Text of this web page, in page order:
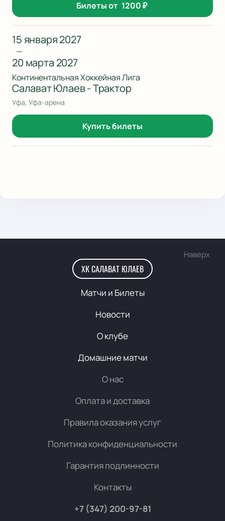
Билеты от 1200₽
15 января 2027
—
20 марта 2027
Континентальная Хоккейная Лига
Салават Юлаев - Трактор
Уфа, Уфа-арена
Купить билеты
Наверх
ХК САЛАВАТ ЮЛАЕВ
Матчи и Билеты
Новости
О клубе
Домашние матчи
О нас
Оплата и доставка
Правила оказания услуг
Политика конфиденциальности
Гарантия подлинности
Контакты
+7 (347) 200-97-81